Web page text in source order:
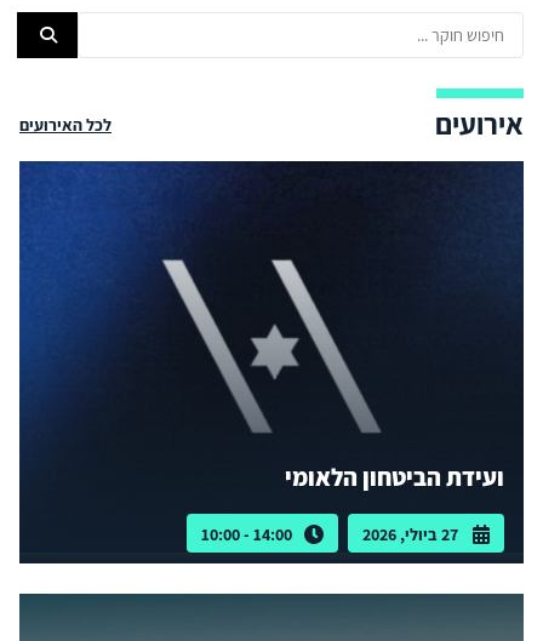
אירועים לכל האירועים
ועידת הביטחון הלאומי
27 ביולי, 2026 14:00 - 10:00